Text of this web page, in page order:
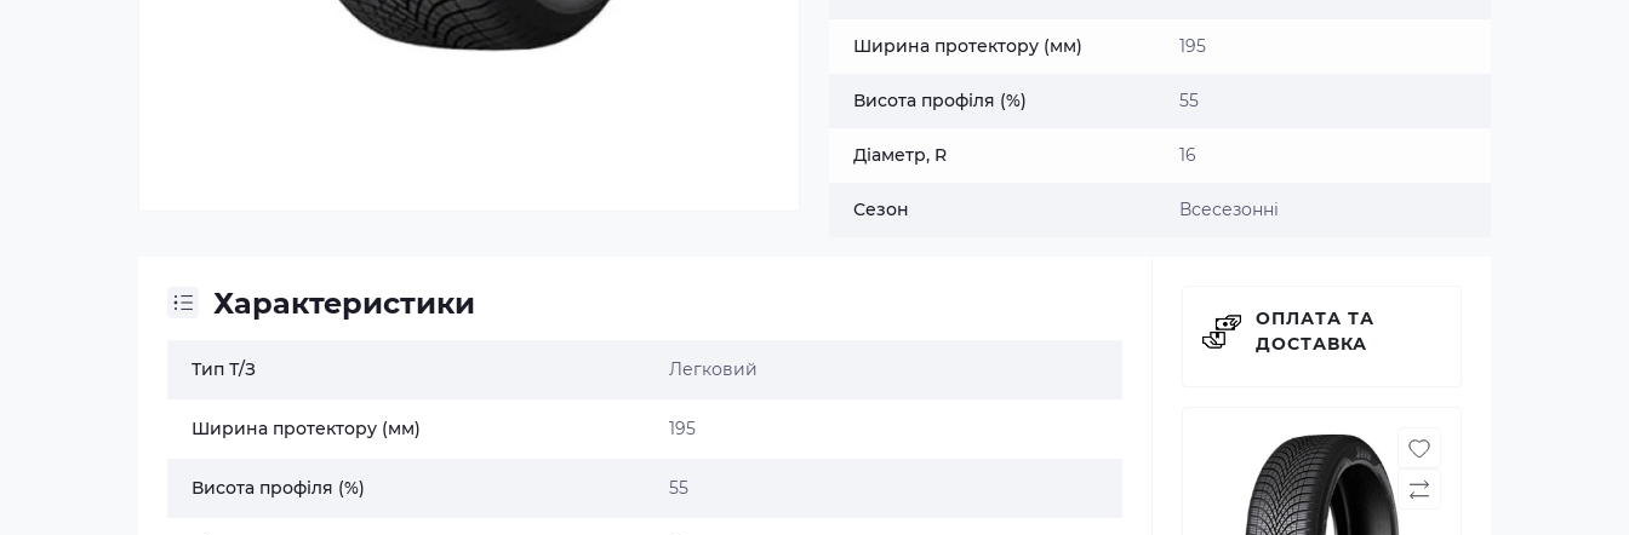
Ширина протектору (мм) 195
Висота профіля (%) 55
Діаметр, R 16
Сезон Всесезонні
Характеристики
Тип Т/З Легковий
Ширина протектору (мм) 195
Висота профіля (%) 55
ОПЛАТА ТА
ДОСТАВКА